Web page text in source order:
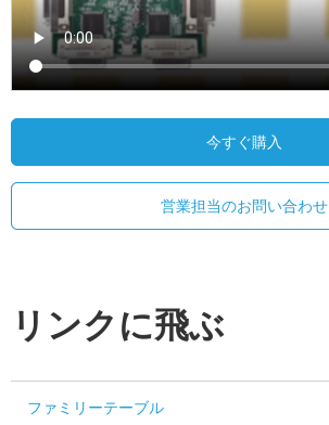
今すぐ購入
営業担当のお問い合わせ
リンクに飛ぶ
ファミリーテーブル